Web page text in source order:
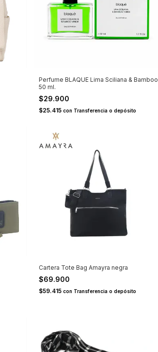
Perfume BLAQUE Lima Sciliana & Bamboo
50 ml.
$29.900
$25.415 con Transferencia o depósito
Cartera Tote Bag Amayra negra
$69.900
$59.415 con Transferencia o depósito